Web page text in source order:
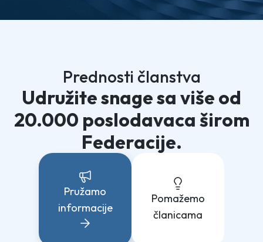
Prednosti članstva
Udružite snage sa više od
20.000 poslodavaca širom
Federacije.
Pružamo
informacije
Pomažemo
članicama